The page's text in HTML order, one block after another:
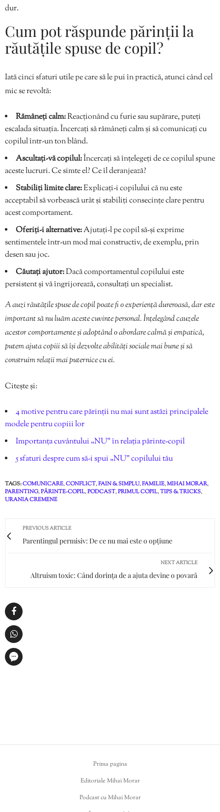
dur.
Cum pot răspunde părinții la
răutățile spuse de copil?
Iată cinci sfaturi utile pe care să le pui în practică, atunci când cel
mic se revoltă:
Rămânețicalm:Reacționând cu furie sau supărare, puteți
escalada situația. Încercați să rămâneți calm și să comunicați cu
copilul într-un ton blând.
Ascultați-vă copilul:Încercați să înțelegeți de ce copilul spune
aceste lucruri. Ce simte el? Ce îl deranjează?
Stabiliți limite clare:Explicați-i copilului că nu este
acceptabil să vorbească urât și stabiliți consecințe clare pentru
acest comportament.
Oferiți-i alternative:Ajutați-l pe copil să-și exprime
sentimentele într-un mod mai constructiv, de exemplu, prin
desen sau joc.
Căutați ajutor:Dacă comportamentul copilului este
persistent și vă îngrijorează, consultați un specialist.
A auzi răutățile spuse de copil poate fi o experiență dureroasă, dar este
important să nu luăm aceste cuvinte personal. Înțelegând cauzele
acestor comportamente și adoptând o abordare calmă și empatică,
putem ajuta copiii să își dezvolte abilități sociale mai bune și să
construim relații mai puternice cu ei.
Citește și:
4 motive pentru care părinții nu mai sunt astăzi principalele
modele pentru copiii lor
Importanța cuvântului „NU” în relația părinte-copil
5 sfaturi despre cum să-i spui „NU” copilului tău
TAGS:COMUNICARE,CONFLICT,FAIN & SIMPLU,FAMILIE,MIHAI MORAR,
PARENTING,PĂRINTE-COPIL,PODCAST,PRIMUL COPIL,TIPS & TRICKS,
URANIA CREMENE
PREVIOUS ARTICLE
Parentingul permisiv: De ce nu mai este o opțiune
NEXT ARTICLE
Altruism toxic: Când dorința de a ajuta devine o povară
Prima pagina
Editoriale Mihai Morar
Podcast cu Mihai Morar